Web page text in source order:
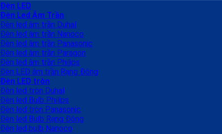
Đèn LED
Đèn Led Âm Trần
Đèn led âm trần Duhal
Đèn led âm trần Nanoco
Đèn led âm trần Panasonic
Đèn led âm trần Paragon
Đèn led âm trần Philips
Đèn LED âm trần Rạng Đông
Đèn LED tròn
Đèn led tròn Duhal
Đèn led Bulb Philips
Đèn led tròn Panasonic
Đèn led Bulb Rạng Đông
Đèn led bulb Nanoco